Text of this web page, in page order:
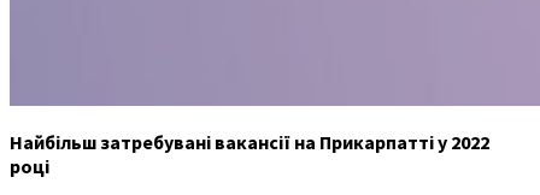
Найбільш затребувані вакансії на Прикарпатті у 2022
році